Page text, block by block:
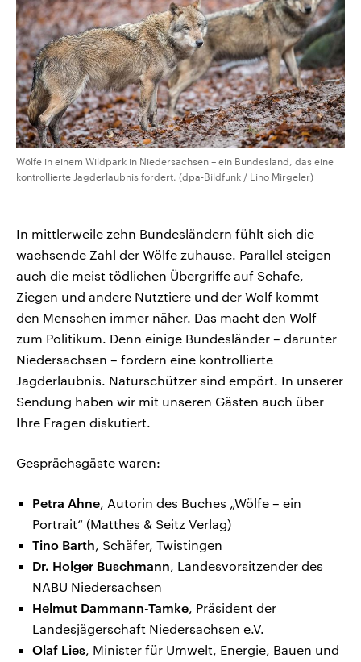
Wölfe in einem Wildpark in Niedersachsen – ein Bundesland, das eine
kontrollierte Jagderlaubnis fordert. (dpa-Bildfunk / Lino Mirgeler)
In mittlerweile zehn Bundesländern fühlt sich die
wachsende Zahl der Wölfe zuhause. Parallel steigen
auch die meist tödlichen Übergriffe auf Schafe,
Ziegen und andere Nutztiere und der Wolf kommt
den Menschen immer näher. Das macht den Wolf
zum Politikum. Denn einige Bundesländer – darunter
Niedersachsen – fordern eine kontrollierte
Jagderlaubnis. Naturschützer sind empört. In unserer
Sendung haben wir mit unseren Gästen auch über
Ihre Fragen diskutiert.
Gesprächsgäste waren:
Petra Ahne, Autorin des Buches „Wölfe – ein
Portrait“ (Matthes & Seitz Verlag)
Tino Barth, Schäfer, Twistingen
Dr. Holger Buschmann, Landesvorsitzender des
NABU Niedersachsen
Helmut Dammann-Tamke, Präsident der
Landesjägerschaft Niedersachsen e.V.
Olaf Lies, Minister für Umwelt, Energie, Bauen und